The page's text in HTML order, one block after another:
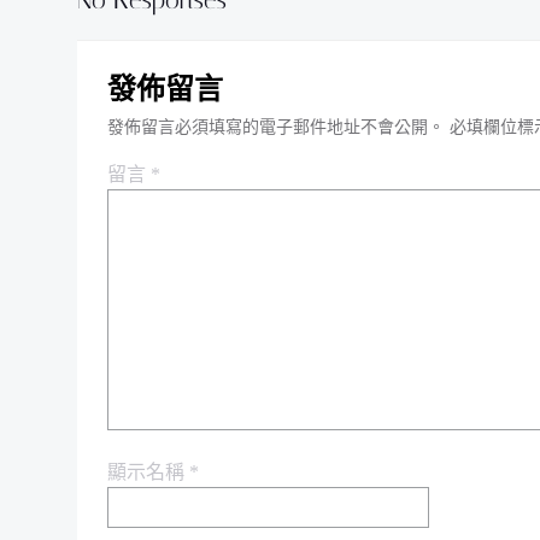
發佈留言
發佈留言必須填寫的電子郵件地址不會公開。 必填欄位
留言 *
顯示名稱 *